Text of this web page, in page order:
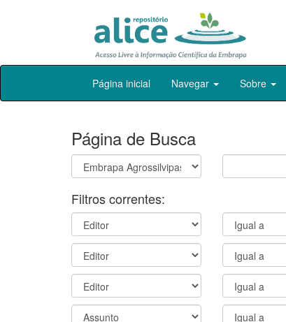
Skip
Página inicial Navegar Sobre
Página de Busca
Filtros correntes: